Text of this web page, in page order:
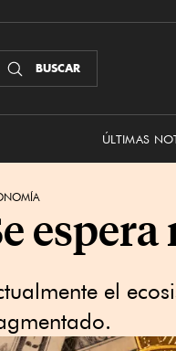
BUSCAR
ÚLTIMAS
el